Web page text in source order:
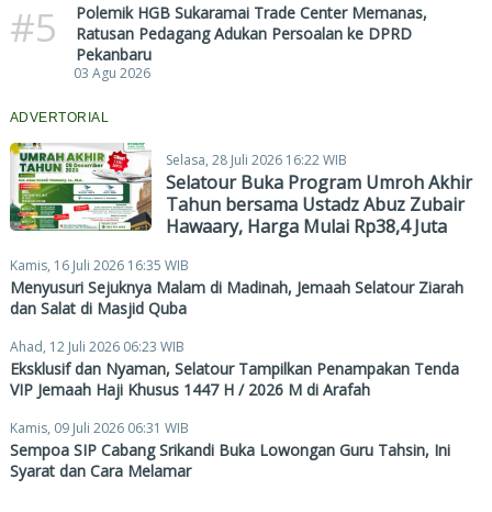
#5
Polemik HGB Sukaramai Trade Center Memanas,
Ratusan Pedagang Adukan Persoalan ke DPRD
Pekanbaru
03 Agu 2026
ADVERTORIAL
Selasa, 28 Juli 2026 16:22 WIB
Selatour Buka Program Umroh Akhir
Tahun bersama Ustadz Abuz Zubair
Hawaary, Harga Mulai Rp38,4 Juta
Kamis, 16 Juli 2026 16:35 WIB
Menyusuri Sejuknya Malam di Madinah, Jemaah Selatour Ziarah
dan Salat di Masjid Quba
Ahad, 12 Juli 2026 06:23 WIB
Eksklusif dan Nyaman, Selatour Tampilkan Penampakan Tenda
VIP Jemaah Haji Khusus 1447 H / 2026 M di Arafah
Kamis, 09 Juli 2026 06:31 WIB
Sempoa SIP Cabang Srikandi Buka Lowongan Guru Tahsin, Ini
Syarat dan Cara Melamar